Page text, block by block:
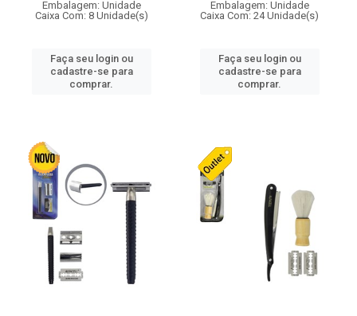
Embalagem: Unidade
Caixa Com: 8 Unidade(s)
Faça seu login ou
cadastre-se para
comprar.
Embalagem: Unidade
Caixa Com: 24 Unidade(s)
Faça seu login ou
cadastre-se para
comprar.